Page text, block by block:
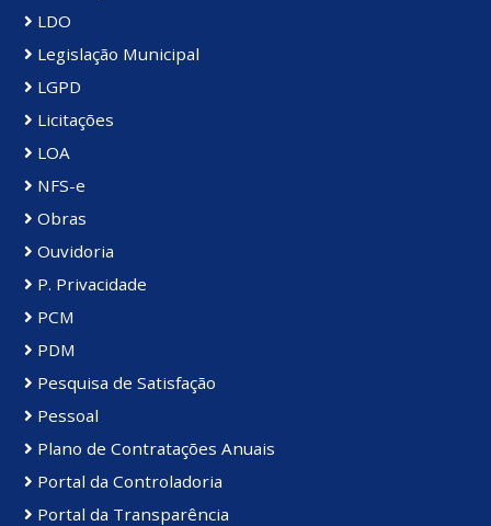
LDO
Legislação Municipal
LGPD
Licitações
LOA
NFS-e
Obras
Ouvidoria
P. Privacidade
PCM
PDM
Pesquisa de Satisfação
Pessoal
Plano de Contratações Anuais
Portal da Controladoria
Portal da Transparência